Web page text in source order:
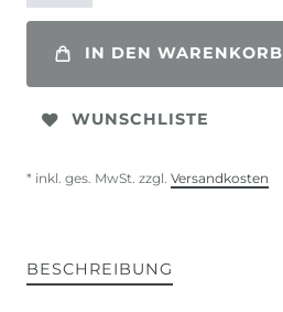
IN DEN WARENKORB
WUNSCHLISTE
* inkl. ges. MwSt. zzgl. Versandkosten
BESCHREIBUNG